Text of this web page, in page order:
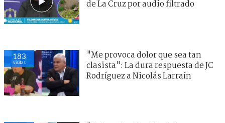
de La Cruz por audio filtrado
183
visitas
"Me provoca dolor que sea tan
clasista": La dura respuesta de JC
Rodríguez a Nicolás Larraín